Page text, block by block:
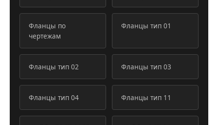
Фланцы по
чертежам
Фланцы тип 01
Фланцы тип 02 Фланцы тип 03
Фланцы тип 04 Фланцы тип 11